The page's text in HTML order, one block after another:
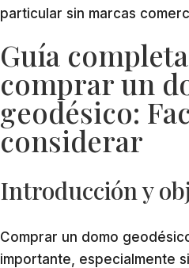
particular sin marcas
Guía
comprar un
geodésico:
considerar
Introducción y
Comprar un domo
importante, especialmente